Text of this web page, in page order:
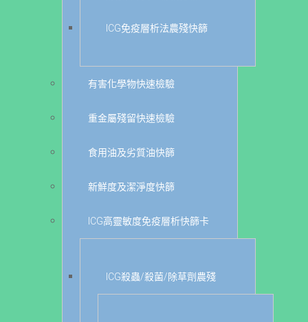
ICG免疫層析法農殘快篩
有害化學物快速檢驗
重金屬殘留快速檢驗
食用油及劣質油快篩
新鮮度及潔淨度快篩
ICG高靈敏度免疫層析快篩卡
ICG殺蟲/殺菌/除草劑農殘